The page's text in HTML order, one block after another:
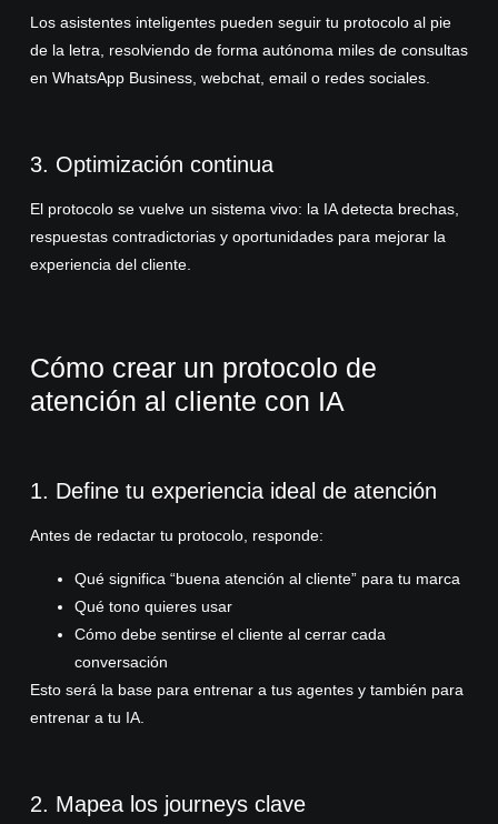
Los asistentes inteligentes pueden seguir tu protocolo al pie
de la letra, resolviendo de forma autónoma miles de consultas
en WhatsApp Business, webchat, email o redes sociales.
3. Optimización continua
El protocolo se vuelve un sistema vivo: la IA detecta brechas,
respuestas contradictorias y oportunidades para mejorar la
experiencia del cliente.
Cómo crear un protocolo de
atención al cliente con IA
1. Define tu experiencia ideal de atención
Antes de redactar tu protocolo, responde:
Qué significa “buena atención al cliente” para tu marca
Qué tono quieres usar
Cómo debe sentirse el cliente al cerrar cada
conversación
Esto será la base para entrenar a tus agentes y también para
entrenar a tu IA.
2. Mapea los journeys clave